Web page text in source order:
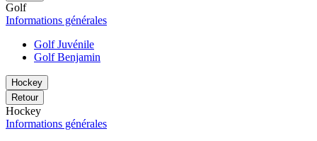
Golf
Informations générales
Golf Juvénile
Golf Benjamin
Hockey
Retour
Hockey
Informations générales